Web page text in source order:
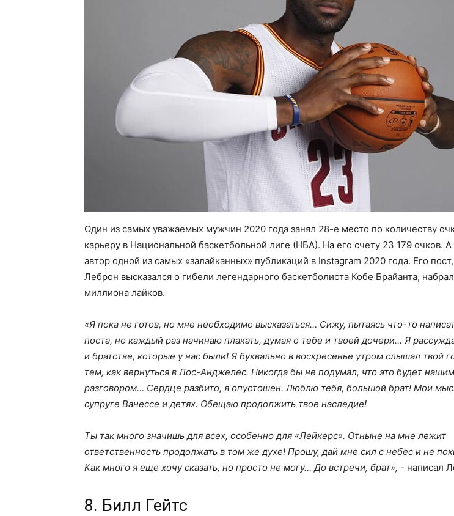
Один из самых уважаемых мужчин 2020 года занял 28-е место по количеству
карьеру в Национальной баскетбольной лиге (НБА). На его счету 23 179 очков.
автор одной из самых «залайканных» публикаций в Instagram 2020 года. Его
Леброн высказался о гибели легендарного баскетболиста Кобе Брайанта,
миллиона лайков.
«Я пока не готов, но мне необходимо высказаться… Сижу, пытаясь что-то
поста, но каждый раз начинаю плакать, думая о тебе и твоей дочери… Я
и братстве, которые у нас были! Я буквально в воскресенье утром слышал твой
тем, как вернуться в Лос-Анджелес. Никогда бы не подумал, что это будет
разговором… Сердце разбито, я опустошен. Люблю тебя, большой брат! Мои
супруге Ванессе и детях. Обещаю продолжить твое наследие!
Ты так много значишь для всех, особенно для «Лейкерс». Отныне на мне лежит
ответственность продолжать в том же духе! Прошу, дай мне сил с небес и не
Как много я еще хочу сказать, но просто не могу… До встречи, брат», - написал
8. Билл Гейтс